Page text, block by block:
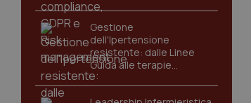
Gestione
dell'Ipertensione
resistente: dalle Linee
Guida alle terapie
innovative